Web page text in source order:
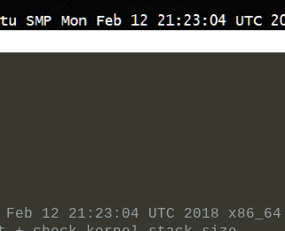
12 21:23:04 UTC 2018 x86_64